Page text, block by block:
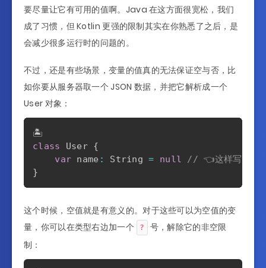
要尽量让它有可用的值啊。Java 在这方面很宽松，我们
成了习惯，但 Kotlin 更强的限制其实在你熟悉了之后，是
会减少很多运行时的问题的。
不过，还是有些场景，变量的值真的无法保证空与否，比
如你要从服务器取一个 JSON 数据，并把它解析成一个
User 对象：
class User {
var name : String = null
// 👈这样写会报
}
这个时候，空值就是有意义的。对于这些可以为空值的变
量，你可以在类型右边加一个
?
号，解除它的非空限
制：